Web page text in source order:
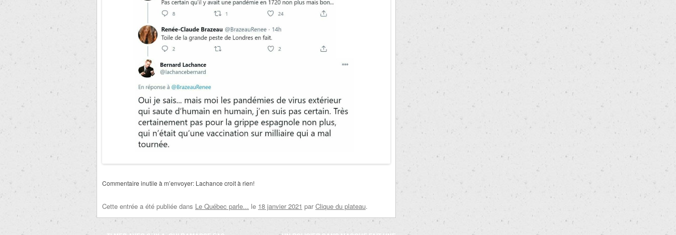
Commentaire inutile à m’envoyer: Lachance croit à rien!
Cette entrée a été publiée dans Le Québec parle... le 18 janvier 2021 par Clique du plateau.